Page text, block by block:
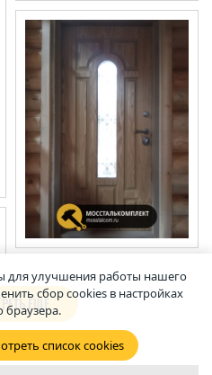
ЕЩЕ
для улучшения работы нашего
сбор cookies в настройках
браузера.
список cookies